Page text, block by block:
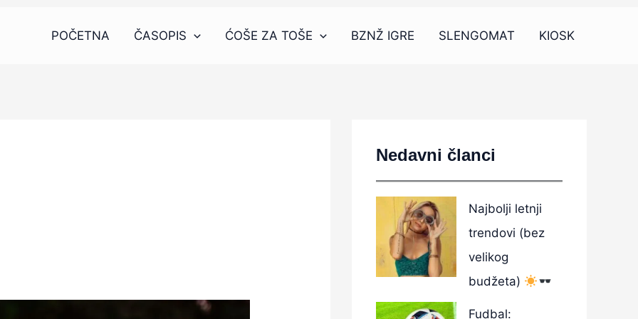
POČETNA ČASOPIS ĆOŠE ZA TOŠE BZNŽ IGRE SLENGOMAT KIOSK
Nedavni članci
Najbolji letnji
trendovi (bez
velikog
budžeta)
Fudbal: